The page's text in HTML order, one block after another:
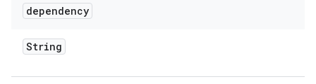
dependency
String